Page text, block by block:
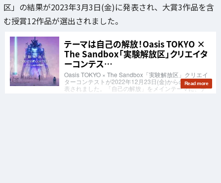
区」の結果が2023年3月3日(金)に発表され、大賞3作品を含
む授賞12作品が選出されました。